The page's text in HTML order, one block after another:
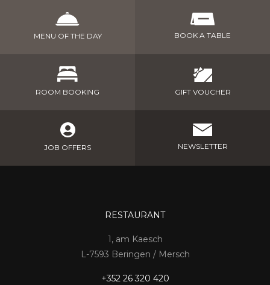
MENU OF THE DAY BOOK A TABLE
ROOM BOOKING GIFT VOUCHER
JOB OFFERS NEWSLETTER
RESTAURANT
1, am Kaesch
7593 Beringen / Mersch
+352 26 320 420